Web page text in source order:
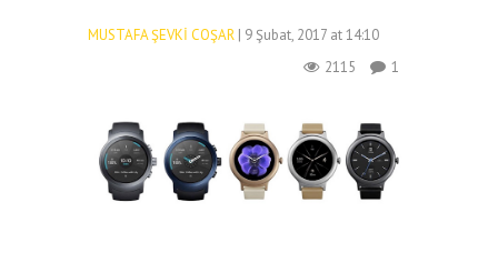
MUSTAFA ŞEVKI COŞAR | 9 Şubat, 2017 at 14:10
2115
1